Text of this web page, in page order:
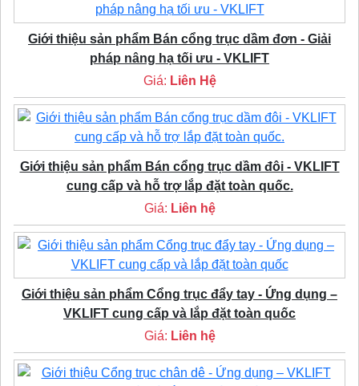
Giới thiệu sản phẩm Bán cổng trục dầm đơn - Giải
pháp nâng hạ tối ưu - VKLIFT
Giá: Liên Hệ
Giới thiệu sản phẩm Bán cổng trục dầm đôi - VKLIFT
cung cấp và hỗ trợ lắp đặt toàn quốc.
Giá: Liên hệ
Giới thiệu sản phẩm Cổng trục đẩy tay - Ứng dụng –
VKLIFT cung cấp và lắp đặt toàn quốc
Giá: Liên hệ